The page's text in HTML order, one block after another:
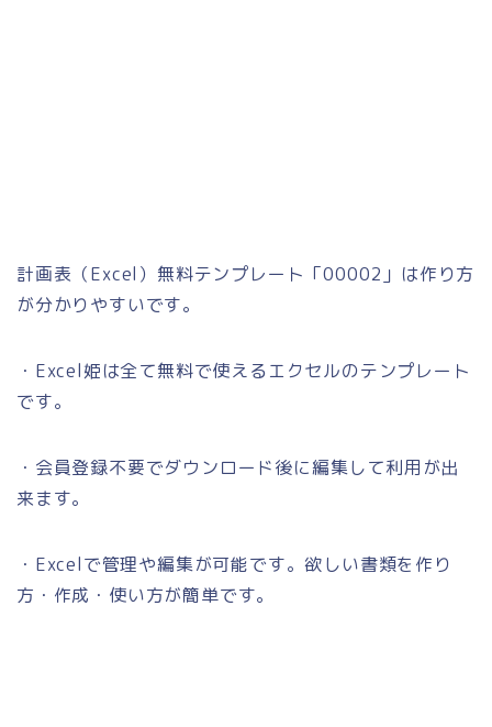
計画表（Excel）無料テンプレート「00002」は作り方
が分かりやすいです。
・Excel姫は全て無料で使えるエクセルのテンプレート
です。
・会員登録不要でダウンロード後に編集して利用が出
来ます。
・Excelで管理や編集が可能です。欲しい書類を作り
方・作成・使い方が簡単です。